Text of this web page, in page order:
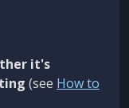
it's
(see How to